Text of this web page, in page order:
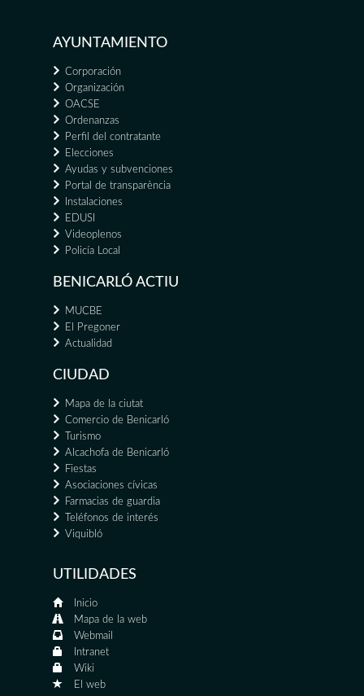
AYUNTAMIENTO
Corporación
Organización
OACSE
Ordenanzas
Perfil del contratante
Elecciones
Ayudas y subvenciones
Portal de transparència
Instalaciones
EDUSI
Videoplenos
Policía Local
BENICARLÓ ACTIU
MUCBE
El Pregoner
Actualidad
CIUDAD
Mapa de la ciutat
Comercio de Benicarló
Turismo
Alcachofa de Benicarló
Fiestas
Asociaciones cívicas
Farmacias de guardia
Teléfonos de interés
Viquibló
UTILIDADES
Inicio
Mapa de la web
Webmail
Intranet
Wiki
El web